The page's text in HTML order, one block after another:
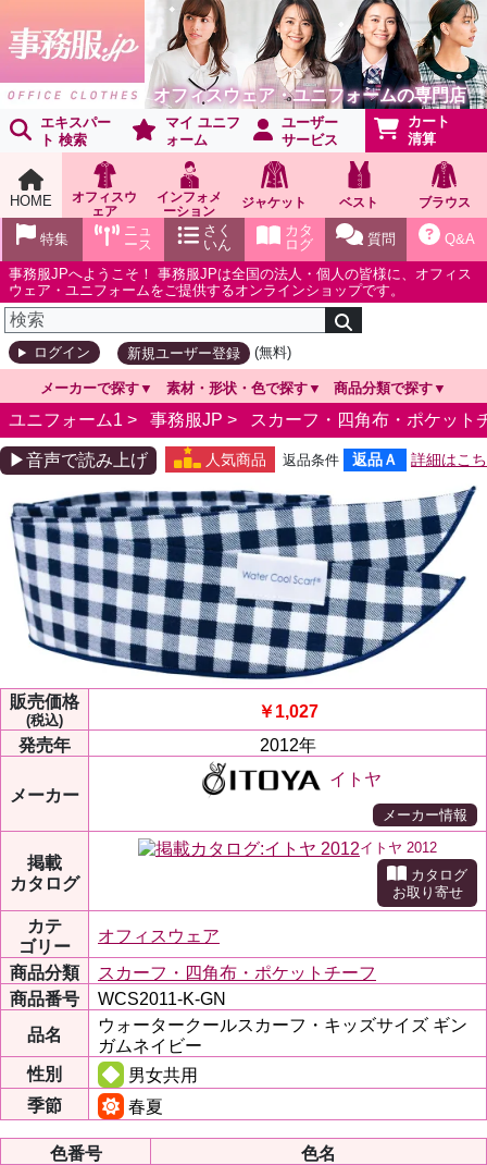
オフィスウェア・ユニフォームの専門店
エキスパー
ト 検索
マイ ユニフ
ォーム
ユーザー
サービス
カート
清算
HOME
オフィスウ
ェア
インフォメ
ーション
ショールー
ム
ジャケット ベスト ブラウス
Q&A
質問
カタ
ログ
さく
いん
ニュ
ース
特集
事務服JPへようこそ！ 事務服JPは全国の法人・個人の皆様に、オフィス
ウェア・ユニフォームをご提供するオンラインショップです。
ログイン 新規ユーザー登録 (無料)
メーカーで探す 素材・形状・色で探す 商品分類で探す
ユニフォーム1 > 事務服JP > スカーフ・四角布・ポケット
▶音声で読み上げ 人気商品 返品条件 返品Ａ
詳細はこち
ら
販売価格
(税込)
￥1,027
発売年
2012年
メーカー
イトヤ
メーカー情報
掲載
カタログ
イトヤ 2012
カタログ
お取り寄せ
カテ
ゴリー
オフィスウェア
商品分類
スカーフ・四角布・ポケットチーフ
商品番号
WCS2011-K-GN
品名
ウォータークールスカーフ・キッズサイズ ギン
ガムネイビー
性別
男女共用
季節
春夏
色番号
色名